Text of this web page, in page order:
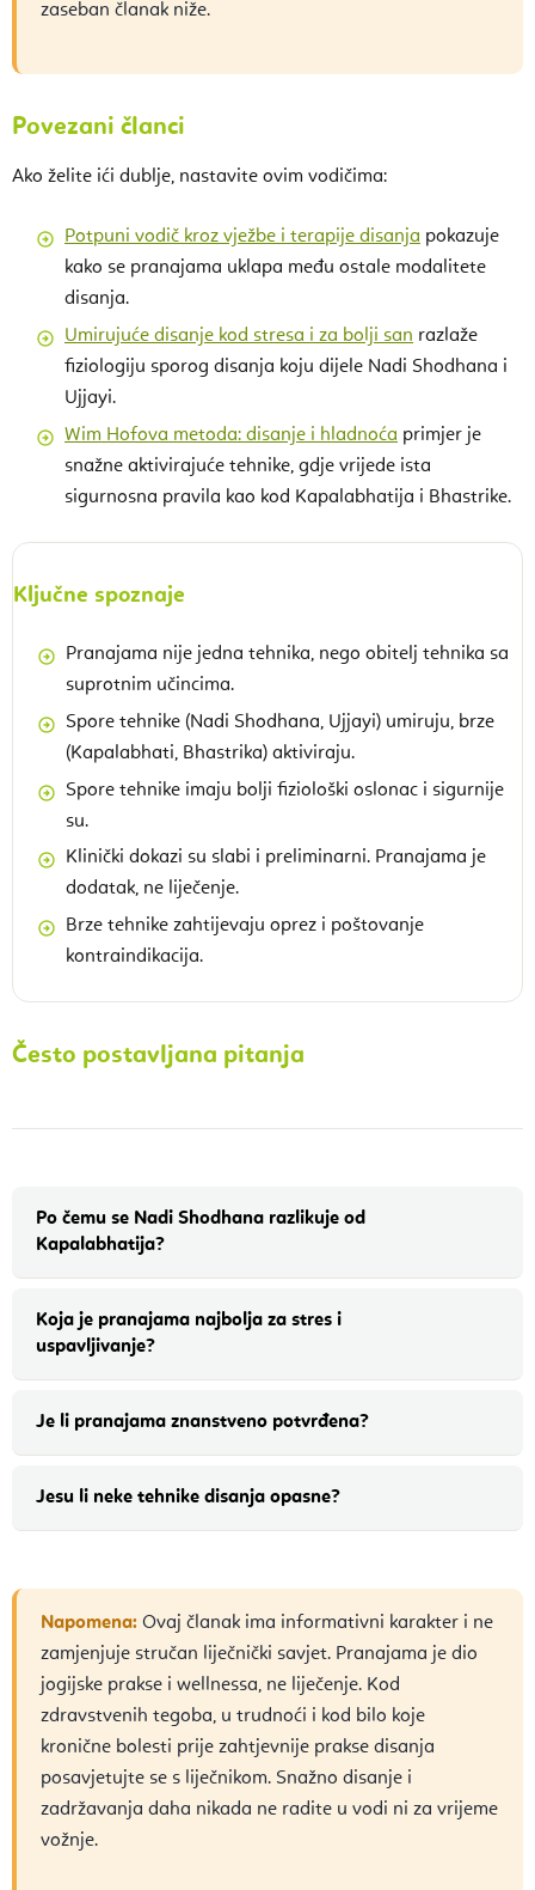
zaseban članak niže.
Povezani članci
Ako želite ići dublje, nastavite ovim vodičima:
Potpuni vodič kroz vježbe i terapije disanja pokazuje
kako se pranajama uklapa među ostale modalitete
disanja.
Umirujuće disanje kod stresa i za bolji san razlaže
fiziologiju sporog disanja koju dijele Nadi Shodhana i
Ujjayi.
Wim Hofova metoda: disanje i hladnoća primjer je
snažne aktivirajuće tehnike, gdje vrijede ista
sigurnosna pravila kao kod Kapalabhatija i Bhastrike.
Ključne spoznaje
Pranajama nije jedna tehnika, nego obitelj tehnika sa
suprotnim učincima.
Spore tehnike (Nadi Shodhana, Ujjayi) umiruju, brze
(Kapalabhati, Bhastrika) aktiviraju.
Spore tehnike imaju bolji fiziološki oslonac i sigurnije
su.
Klinički dokazi su slabi i preliminarni. Pranajama je
dodatak, ne liječenje.
Brze tehnike zahtijevaju oprez i poštovanje
kontraindikacija.
Često postavljana pitanja
Po čemu se Nadi Shodhana razlikuje od
Kapalabhatija?
Koja je pranajama najbolja za stres i
uspavljivanje?
Je li pranajama znanstveno potvrđena?
Jesu li neke tehnike disanja opasne?
Napomena: Ovaj članak ima informativni karakter i ne
zamjenjuje stručan liječnički savjet. Pranajama je dio
jogijske prakse i wellnessa, ne liječenje. Kod
zdravstvenih tegoba, u trudnoći i kod bilo koje
kronične bolesti prije zahtjevnije prakse disanja
posavjetujte se s liječnikom. Snažno disanje i
zadržavanja daha nikada ne radite u vodi ni za vrijeme
vožnje.